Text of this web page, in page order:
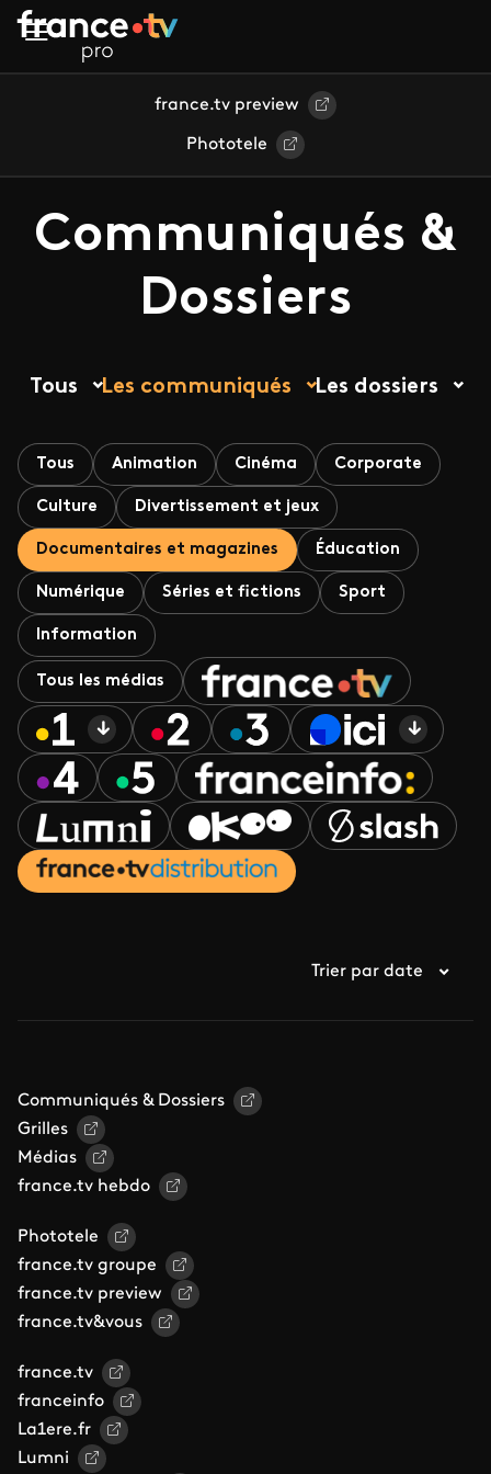
Aller au contenu principal
france.tv preview
Phototele
Communiqués &
Dossiers
Tous Les communiqués Les dossiers
Tous Animation Cinéma Corporate
Culture Divertissement et jeux
Documentaires et magazines Éducation
Numérique Séries et fictions Sport
Information
Tous les médias
Trier par date
Communiqués & Dossiers
Grilles
Médias
france.tv hebdo
Phototele
france.tv groupe
france.tv preview
france.tv&vous
france.tv
franceinfo
La1ere.fr
Lumni